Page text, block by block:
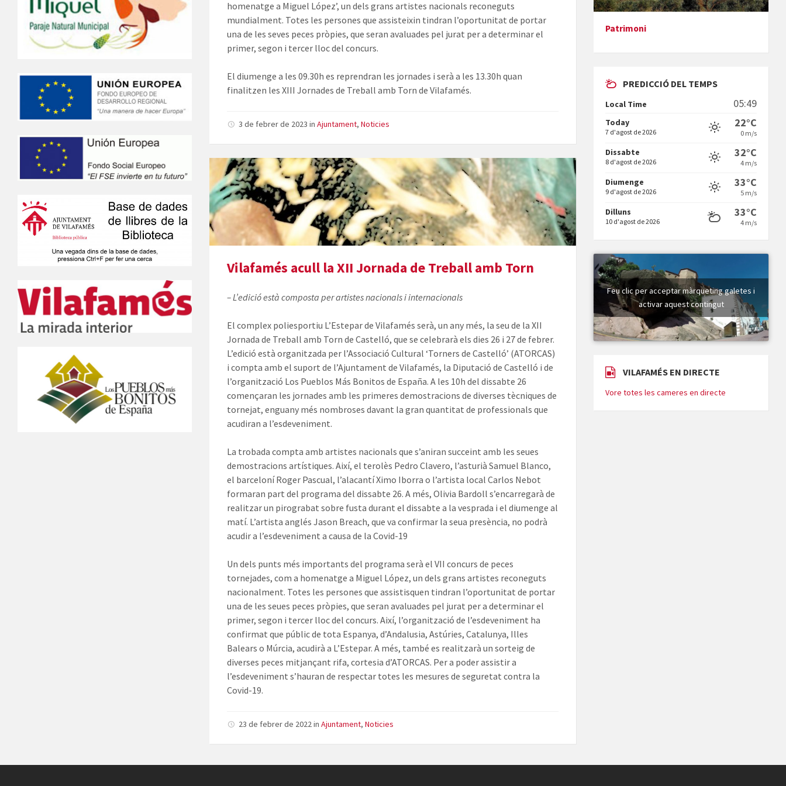
homenatge a Miguel López’, un dels grans artistes nacionals reconeguts
mundialment. Totes les persones que assisteixin tindran l’oportunitat de portar
una de les seves peces pròpies, que seran avaluades pel jurat per a determinar el
primer, segon i tercer lloc del concurs.
El diumenge a les 09.30h es reprendran les jornades i serà a les 13.30h quan
finalitzen les XIII Jornades de Treball amb Torn de Vilafamés.
3 de febrer de 2023inAjuntament,Noticies
Vilafamés acull la XII Jornada de Treball amb Torn
– L’edició està composta per artistes nacionals i internacionals
El complex poliesportiu L’Estepar de Vilafamés serà, un any més, la seu de la XII
Jornada de Treball amb Torn de Castelló, que se celebrarà els dies 26 i 27 de febrer.
L’edició està organitzada per l’Associació Cultural ‘Torners de Castelló’ (ATORCAS)
i compta amb el suport de l’Ajuntament de Vilafamés, la Diputació de Castelló i de
l’organització Los Pueblos Más Bonitos de España. A les 10h del dissabte 26
començaran les jornades amb les primeres demostracions de diverses tècniques de
tornejat, enguany més nombroses davant la gran quantitat de professionals que
acudiran a l’esdeveniment.
La trobada compta amb artistes nacionals que s’aniran succeint amb les seues
demostracions artístiques. Així, el terolès Pedro Clavero, l’asturià Samuel Blanco,
el barceloní Roger Pascual, l’alacantí Ximo Iborra o l’artista local Carlos Nebot
formaran part del programa del dissabte 26. A més, Olivia Bardoll s’encarregarà de
realitzar un pirograbat sobre fusta durant el dissabte a la vesprada i el diumenge al
matí. L’artista anglés Jason Breach, que va confirmar la seua presència, no podrà
acudir a l’esdeveniment a causa de la Covid-19
Un dels punts més importants del programa serà el VII concurs de peces
tornejades, com a homenatge a Miguel López, un dels grans artistes reconeguts
nacionalment. Totes les persones que assistisquen tindran l’oportunitat de portar
una de les seues peces pròpies, que seran avaluades pel jurat per a determinar el
primer, segon i tercer lloc del concurs. Així, l’organització de l’esdeveniment ha
confirmat que públic de tota Espanya, d’Andalusia, Astúries, Catalunya, Illes
Balears o Múrcia, acudirà a L’Estepar. A més, també es realitzarà un sorteig de
diverses peces mitjançant rifa, cortesia d’ATORCAS. Per a poder assistir a
l’esdeveniment s’hauran de respectar totes les mesures de seguretat contra la
Covid-19.
23 de febrer de 2022inAjuntament,Noticies
mare&quot;, d'Emma Zafon
En Bum
Vermuts a la Font. Hit parit
Patrimoni
PREDICCIÓ DEL TEMPS
Local Time 05:49
Today
7 d'agost de 2026
22°C
0 m/s
Dissabte
8 d'agost de 2026
32°C
4 m/s
Diumenge
9 d'agost de 2026
33°C
5 m/s
Dilluns
10 d'agost de 2026
33°C
4 m/s
Feu clic per acceptar màrqueting galetes i
activar aquest contingut
VILAFAMÉS EN DIRECTE
Vore totes les cameres en directe